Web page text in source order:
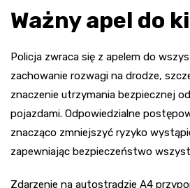
Ważny apel do
Policja zwraca się z apelem do
zachowanie rozwagi na drodze,
znaczenie utrzymania bezpiecznej
pojazdami. Odpowiedzialne
znacząco zmniejszyć ryzyko
zapewniając bezpieczeństwo
Zdarzenie na autostradzie A4